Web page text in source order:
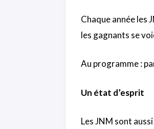
Chaque année les
les gagnants se
Au programme :
Un état d’esprit
Les JNM sont